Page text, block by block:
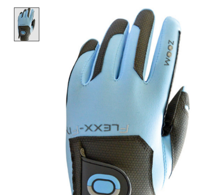
Product image slideshow Items